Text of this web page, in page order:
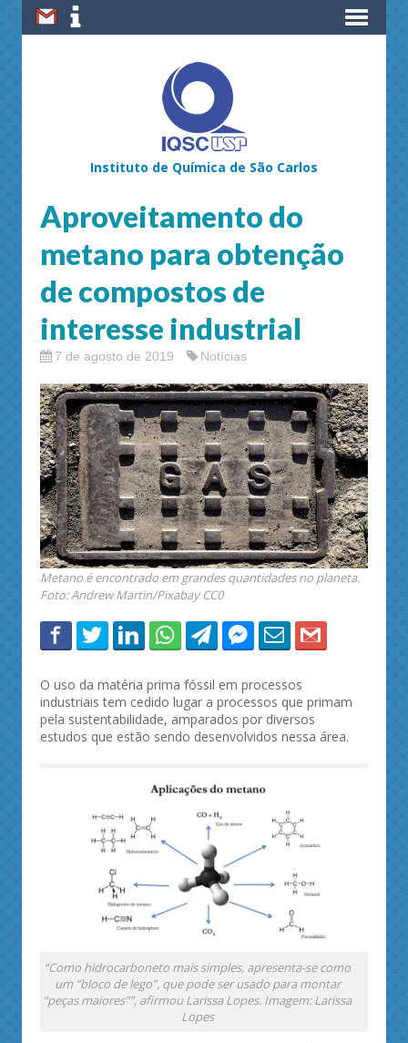
Instituto de Química de São Carlos
Aproveitamento do
metano para obtenção
de compostos de
interesse industrial
7 de agosto de 2019 Notícias
Metano é encontrado em grandes quantidades no planeta.
Foto: Andrew Martin/Pixabay CC0
O uso da matéria prima fóssil em processos
industriais tem cedido lugar a processos que primam
pela sustentabilidade, amparados por diversos
estudos que estão sendo desenvolvidos nessa área.
“Como hidrocarboneto mais simples, apresenta-se como
um “bloco de lego”, que pode ser usado para montar
“peças maiores””, afirmou Larissa Lopes. Imagem: Larissa
Lopes